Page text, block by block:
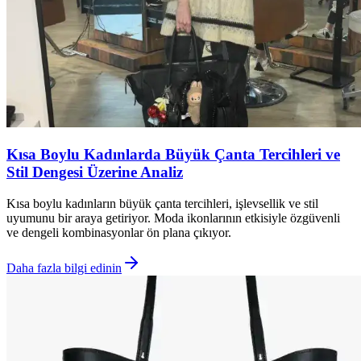
Kısa Boylu Kadınlarda Büyük Çanta Tercihleri ve
Stil Dengesi Üzerine Analiz
Kısa boylu kadınların büyük çanta tercihleri, işlevsellik ve stil
uyumunu bir araya getiriyor. Moda ikonlarının etkisiyle özgüvenli
ve dengeli kombinasyonlar ön plana çıkıyor.
Daha fazla bilgi edinin